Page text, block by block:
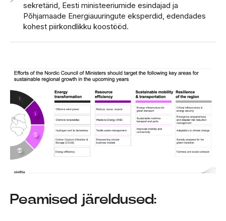
sekretärid, Eesti ministeeriumide esindajad ja
Põhjamaade Energiauuringute eksperdid, edendades
kohest piirkondlikku koostööd.
Peamised järeldused: